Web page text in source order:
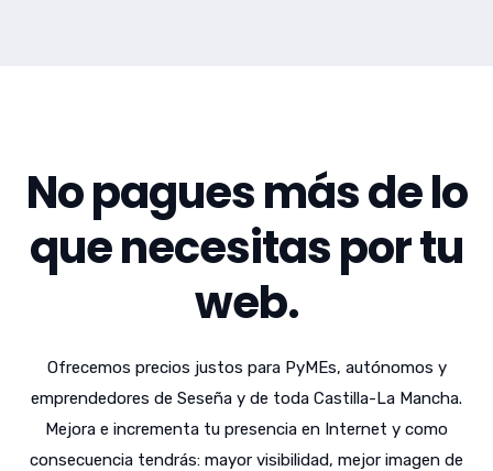
No pagues más de lo
que necesitas por tu
web.
Ofrecemos precios justos para PyMEs, autónomos y
emprendedores de Seseña y de toda Castilla-La Mancha.
Mejora e incrementa tu presencia en Internet y como
consecuencia tendrás: mayor visibilidad, mejor imagen de